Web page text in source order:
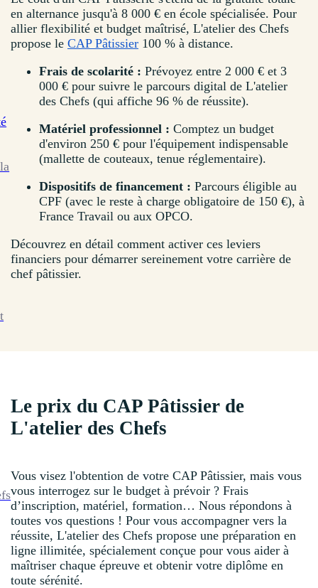
en alternance jusqu'à 8 000 € en école spécialisée. Pour
allier flexibilité et budget maîtrisé, L'atelier des Chefs
propose le CAP Pâtissier 100 % à distance.
Frais de scolarité : Prévoyez entre 2 000 € et 3
000 € pour suivre le parcours digital de L'atelier
des Chefs (qui affiche 96 % de réussite).
Matériel professionnel : Comptez un budget
d'environ 250 € pour l'équipement indispensable
(mallette de couteaux, tenue réglementaire).
Dispositifs de financement : Parcours éligible au
CPF (avec le reste à charge obligatoire de 150 €), à
France Travail ou aux OPCO.
Découvrez en détail comment activer ces leviers
financiers pour démarrer sereinement votre carrière de
chef pâtissier.
Le prix du CAP Pâtissier de
L'atelier des Chefs
Vous visez l'obtention de votre CAP Pâtissier, mais vous
vous interrogez sur le budget à prévoir ? Frais
d’inscription, matériel, formation… Nous répondons à
toutes vos questions ! Pour vous accompagner vers la
réussite, L'atelier des Chefs propose une préparation en
ligne illimitée, spécialement conçue pour vous aider à
maîtriser chaque épreuve et obtenir votre diplôme en
toute sérénité.